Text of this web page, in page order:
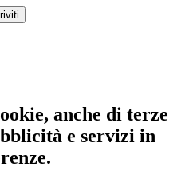
anche di terze
e servizi in